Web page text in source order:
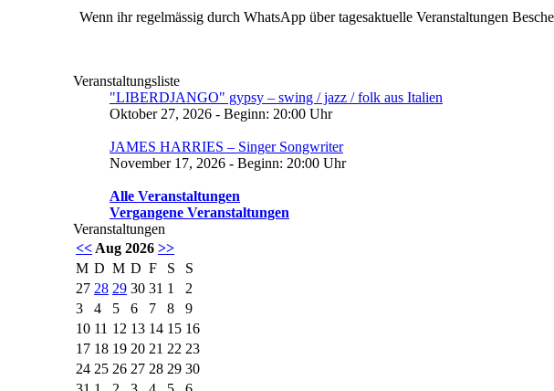
Wenn ihr regelmässig durch WhatsApp über tagesaktuelle Veranstaltungen
Veranstaltungsliste
"LIBERDJANGO" gypsy – swing / jazz / folk aus Italien
Oktober 27, 2026 - Beginn: 20:00 Uhr
JAMES HARRIES – Singer Songwriter
November 17, 2026 - Beginn: 20:00 Uhr
Alle Veranstaltungen
Vergangene Veranstaltungen
Veranstaltungen
<< Aug 2026 >>
M D M D F S
S
27 28 29 30 31 1
2
3
4 5 6 7 8
9
10 11 12 13 14 15 16
17 18 19 20 21 22 23
24 25 26 27 28 29 30